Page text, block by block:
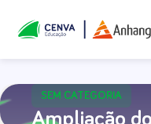
SEM CATEGORIA
Ampliação